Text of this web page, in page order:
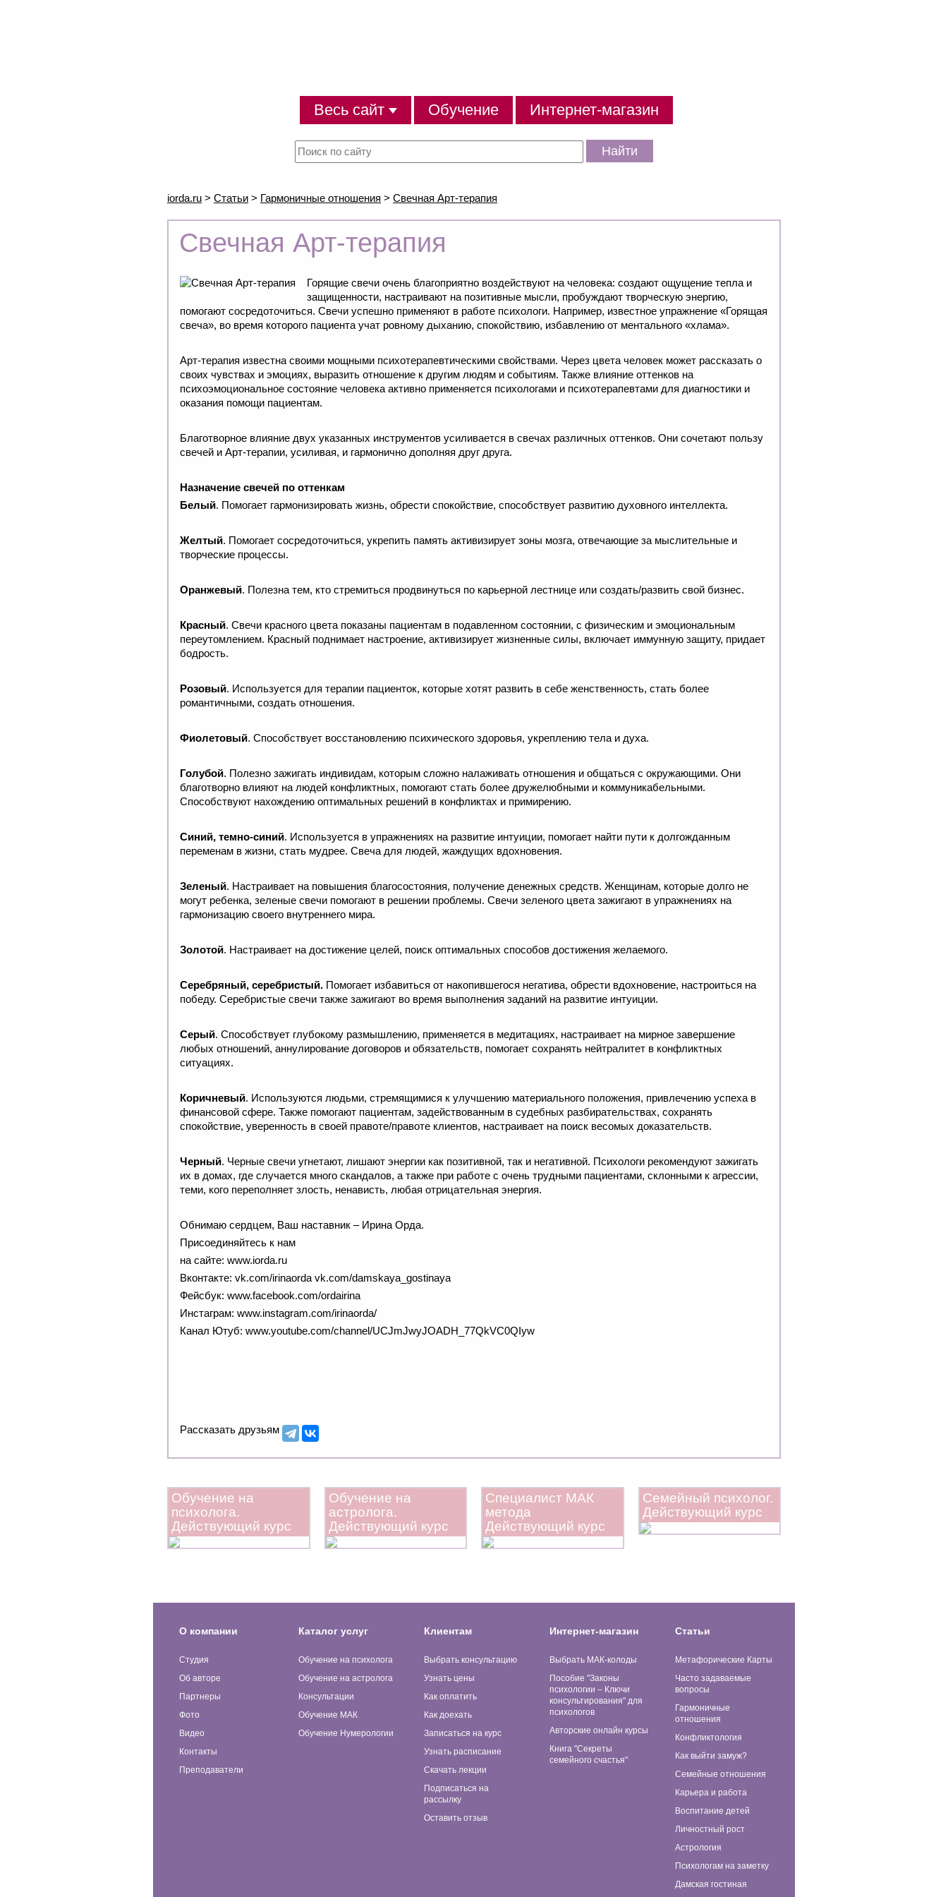
Весь сайт Обучение Интернет-магазин
Найти
iorda.ru > Статьи > Гармоничные отношения > Свечная Арт-терапия
Свечная Арт-терапия
Горящие свечи очень благоприятно воздействуют на человека: создают ощущение тепла и
защищенности, настраивают на позитивные мысли, пробуждают творческую энергию,
помогают сосредоточиться. Свечи успешно применяют в работе психологи. Например, известное упражнение «Горящая
свеча», во время которого пациента учат ровному дыханию, спокойствию, избавлению от ментального «хлама».
Арт-терапия известна своими мощными психотерапевтическими свойствами. Через цвета человек может рассказать о
своих чувствах и эмоциях, выразить отношение к другим людям и событиям. Также влияние оттенков на
психоэмоциональное состояние человека активно применяется психологами и психотерапевтами для диагностики и
оказания помощи пациентам.
Благотворное влияние двух указанных инструментов усиливается в свечах различных оттенков. Они сочетают пользу
свечей и Арт-терапии, усиливая, и гармонично дополняя друг друга.
Назначение свечей по оттенкам
Белый. Помогает гармонизировать жизнь, обрести спокойствие, способствует развитию духовного интеллекта.
Желтый. Помогает сосредоточиться, укрепить память активизирует зоны мозга, отвечающие за мыслительные и
творческие процессы.
Оранжевый. Полезна тем, кто стремиться продвинуться по карьерной лестнице или создать/развить свой бизнес.
Красный. Свечи красного цвета показаны пациентам в подавленном состоянии, с физическим и эмоциональным
переутомлением. Красный поднимает настроение, активизирует жизненные силы, включает иммунную защиту, придает
бодрость.
Розовый. Используется для терапии пациенток, которые хотят развить в себе женственность, стать более
романтичными, создать отношения.
Фиолетовый. Способствует восстановлению психического здоровья, укреплению тела и духа.
Голубой. Полезно зажигать индивидам, которым сложно налаживать отношения и общаться с окружающими. Они
благотворно влияют на людей конфликтных, помогают стать более дружелюбными и коммуникабельными.
Способствуют нахождению оптимальных решений в конфликтах и примирению.
Синий, темно-синий. Используется в упражнениях на развитие интуиции, помогает найти пути к долгожданным
переменам в жизни, стать мудрее. Свеча для людей, жаждущих вдохновения.
Зеленый. Настраивает на повышения благосостояния, получение денежных средств. Женщинам, которые долго не
могут ребенка, зеленые свечи помогают в решении проблемы. Свечи зеленого цвета зажигают в упражнениях на
гармонизацию своего внутреннего мира.
Золотой. Настраивает на достижение целей, поиск оптимальных способов достижения желаемого.
Серебряный, серебристый. Помогает избавиться от накопившегося негатива, обрести вдохновение, настроиться на
победу. Серебристые свечи также зажигают во время выполнения заданий на развитие интуиции.
Серый. Способствует глубокому размышлению, применяется в медитациях, настраивает на мирное завершение
любых отношений, аннулирование договоров и обязательств, помогает сохранять нейтралитет в конфликтных
ситуациях.
Коричневый. Используются людьми, стремящимися к улучшению материального положения, привлечению успеха в
финансовой сфере. Также помогают пациентам, задействованным в судебных разбирательствах, сохранять
спокойствие, уверенность в своей правоте/правоте клиентов, настраивает на поиск весомых доказательств.
Черный. Черные свечи угнетают, лишают энергии как позитивной, так и негативной. Психологи рекомендуют зажигать
их в домах, где случается много скандалов, а также при работе с очень трудными пациентами, склонными к агрессии,
теми, кого переполняет злость, ненависть, любая отрицательная энергия.
Обнимаю сердцем, Ваш наставник – Ирина Орда.
Присоединяйтесь к нам
на сайте: www.iorda.ru
Вконтакте: vk.com/irinaorda vk.com/damskaya_gostinaya
Фейсбук: www.facebook.com/ordairina
Инстаграм: www.instagram.com/irinaorda/
Канал Ютуб: www.youtube.com/channel/UCJmJwyJOADH_77QkVC0QIyw
Рассказать друзьям
Обучение на
психолога.
Действующий курс
Обучение на
астролога.
Действующий курс
Специалист МАК
метода
Действующий курс
Семейный психолог.
Действующий курс
О компании
Студия
Об авторе
Партнеры
Фото
Видео
Контакты
Преподаватели
Каталог услуг
Обучение на психолога
Обучение на астролога
Консультации
Обучение МАК
Обучение Нумерологии
Клиентам
Выбрать консультацию
Узнать цены
Как оплатить
Как доехать
Записаться на курс
Узнать расписание
Скачать лекции
Подписаться на
рассылку
Оставить отзыв
Интернет-магазин
Выбрать МАК-колоды
Пособие "Законы
психологии – Ключи
консультирования" для
психологов
Авторские онлайн курсы
Книга "Секреты
семейного счастья"
Статьи
Метафорические Карты
Часто задаваемые
вопросы
Гармоничные
отношения
Конфликтология
Как выйти замуж?
Семейные отношения
Карьера и работа
Воспитание детей
Личностный рост
Астрология
Психологам на заметку
Дамская гостиная